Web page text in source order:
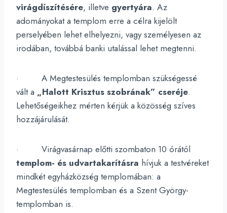
virágdíszítésére, illetve gyertyára. Az
adományokat a templom erre a célra kijelölt
perselyében lehet elhelyezni, vagy személyesen az
irodában, továbbá banki utalással lehet megtenni.
· A Megtestesülés templomban szükségessé
vált a „Halott Krisztus szobrának” cseréje.
Lehetőségeikhez mérten kérjük a közösség szíves
hozzájárulását.
· Virágvasárnap előtti szombaton 10 órától
templom- és udvartakarításra hívjuk a testvéreket
mindkét egyházközség templomában: a
Megtestesülés templomban és a Szent György-
templomban is.